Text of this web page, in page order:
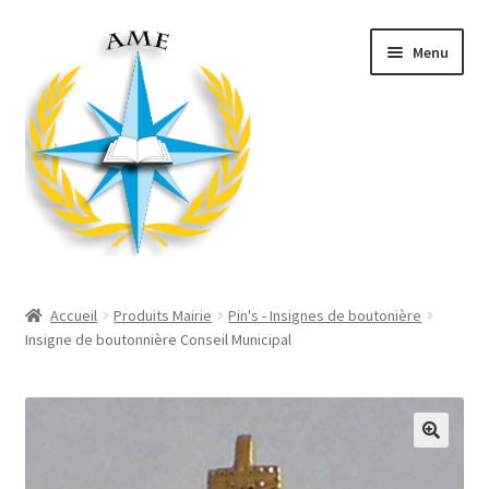
la
navigation
contenu
Menu
le
Produits Mairie
menu
enfant
Divers
Ouvrir
le
menu
Ouvrir
Accueil Produits Mairie
Pin's - Insignes de boutonière
Insigne de boutonnière Conseil Municipal